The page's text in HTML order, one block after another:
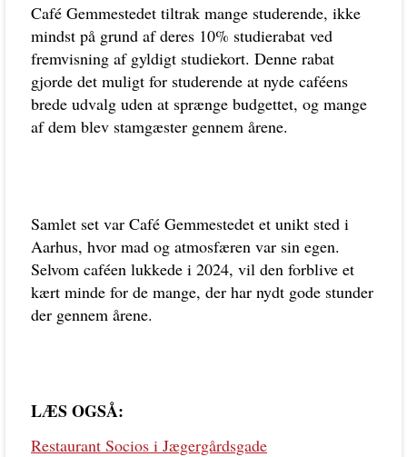
Café Gemmestedet tiltrak mange studerende, ikke
mindst på grund af deres 10% studierabat ved
fremvisning af gyldigt studiekort. Denne rabat
gjorde det muligt for studerende at nyde caféens
brede udvalg uden at sprænge budgettet, og mange
af dem blev stamgæster gennem årene.
Samlet set var Café Gemmestedet et unikt sted i
Aarhus, hvor mad og atmosfæren var sin egen.
Selvom caféen lukkede i 2024, vil den forblive et
kært minde for de mange, der har nydt gode stunder
der gennem årene.
LÆS OGSÅ:
Restaurant Socios i Jægergårdsgade